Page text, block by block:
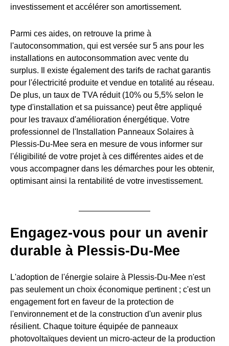
investissement et accélérer son amortissement.
Parmi ces aides, on retrouve la prime à
l'autoconsommation, qui est versée sur 5 ans pour les
installations en autoconsommation avec vente du
surplus. Il existe également des tarifs de rachat garantis
pour l'électricité produite et vendue en totalité au réseau.
De plus, un taux de TVA réduit (10% ou 5,5% selon le
type d'installation et sa puissance) peut être appliqué
pour les travaux d'amélioration énergétique. Votre
professionnel de l'Installation Panneaux Solaires à
Plessis-Du-Mee sera en mesure de vous informer sur
l'éligibilité de votre projet à ces différentes aides et de
vous accompagner dans les démarches pour les obtenir,
optimisant ainsi la rentabilité de votre investissement.
Engagez-vous pour un avenir
durable à Plessis-Du-Mee
L'adoption de l'énergie solaire à Plessis-Du-Mee n'est
pas seulement un choix économique pertinent ; c'est un
engagement fort en faveur de la protection de
l'environnement et de la construction d'un avenir plus
résilient. Chaque toiture équipée de panneaux
photovoltaïques devient un micro-acteur de la production